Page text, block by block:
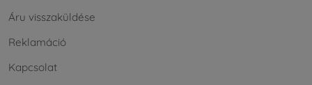
Áru visszaküldése
Reklamáció
Kapcsolat